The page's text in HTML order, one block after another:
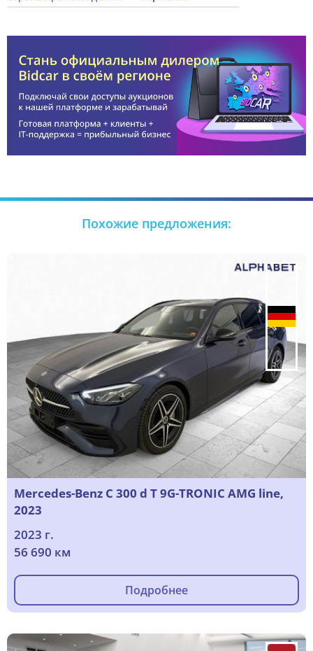
Похожие предложения:
Mercedes-Benz C 300 d T 9G-TRONIC AMG line,
2023
2023 г.
56 690 км
Подробнее